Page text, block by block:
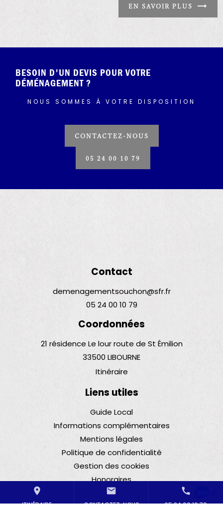
EN SAVOIR PLUS
BESOIN D'UN DEVIS POUR VOTRE
DÉMÉNAGEMENT ?
NOUS SOMMES À VOTRE DISPOSITION
CONTACTEZ-NOUS
05 24 00 10 79
place
ITINÉRAIRE
mail
CONTACTEZ-NOUS
call
05 24 00 10 79
Contact
demenagementsouchon@sfr.fr
05 24 00 10 79
Coordonnées
21 résidence Le lour route de St Émilion
33500 LIBOURNE
Itinéraire
Liens utiles
Guide Local
Informations complémentaires
Mentions légales
Politique de confidentialité
Gestion des cookies
Honoraires